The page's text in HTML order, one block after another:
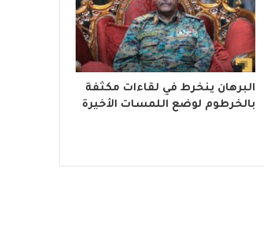
البرهان ينخرط في لقاءات مكثفة
بالخرطوم لوضع اللمسات الأخيرة